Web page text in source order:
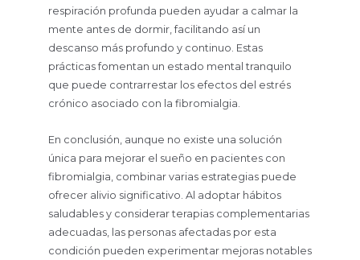
respiración profunda pueden ayudar a calmar la
mente antes de dormir, facilitando así un
descanso más profundo y continuo. Estas
prácticas fomentan un estado mental tranquilo
que puede contrarrestar los efectos del estrés
crónico asociado con la fibromialgia.
En conclusión, aunque no existe una solución
única para mejorar el sueño en pacientes con
fibromialgia, combinar varias estrategias puede
ofrecer alivio significativo. Al adoptar hábitos
saludables y considerar terapias complementarias
adecuadas, las personas afectadas por esta
condición pueden experimentar mejoras notables